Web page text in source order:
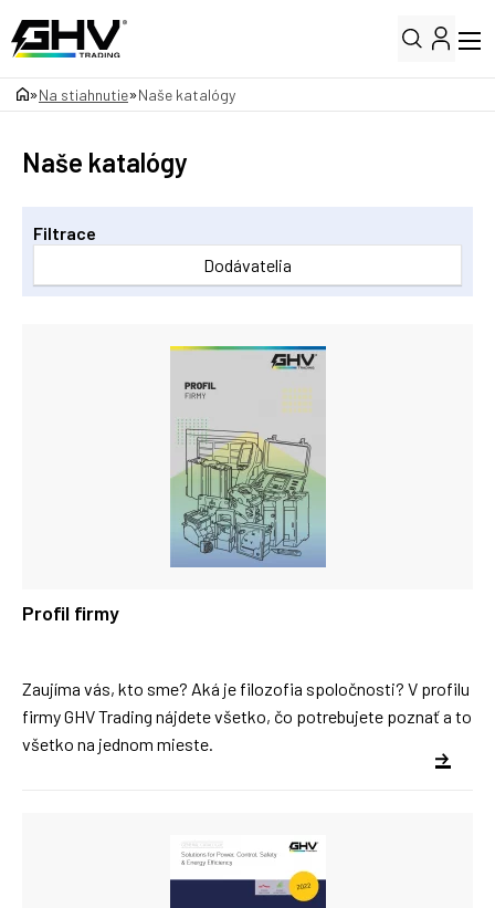
»Na stiahnutie»Naše katalógy
Naše katalógy
Filtrace
Dodávatelia
Profil firmy
Zaujíma vás, kto sme? Aká je filozofia spoločnosti? V profilu
firmy GHV Trading nájdete všetko, čo potrebujete poznať a to
všetko na jednom mieste.